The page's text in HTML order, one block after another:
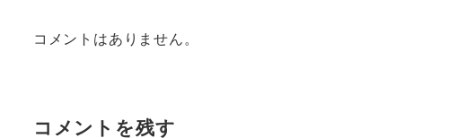
コメントはありません。
コメントを残す